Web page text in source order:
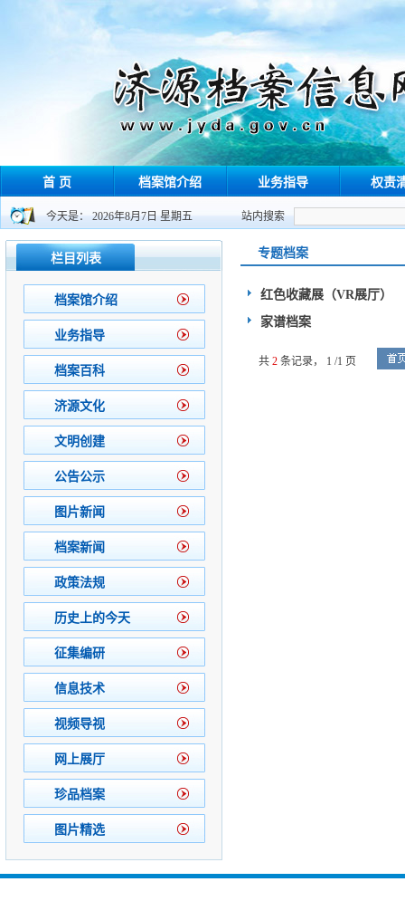
首 页 档案馆介绍 业务指导 权责
今天是： 2026年8月7日 星期五 站内搜索
栏目列表
档案馆介绍
业务指导
档案百科
济源文化
文明创建
公告公示
图片新闻
档案新闻
政策法规
历史上的今天
征集编研
信息技术
视频导视
网上展厅
珍品档案
图片精选
专题档案
红色收藏展（VR展厅）
家谱档案
共2 条记录， 1 /1 页